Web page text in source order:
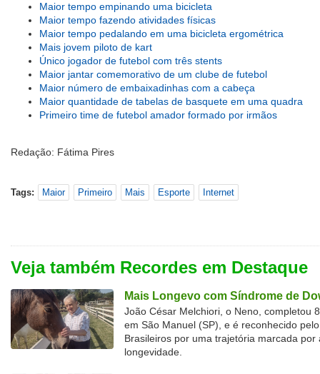
Maior tempo empinando uma bicicleta
Maior tempo fazendo atividades físicas
Maior tempo pedalando em uma bicicleta ergométrica
Mais jovem piloto de kart
Único jogador de futebol com três stents
Maior jantar comemorativo de um clube de futebol
Maior número de embaixadinhas com a cabeça
Maior quantidade de tabelas de basquete em uma quadra
Primeiro time de futebol amador formado por irmãos
Redação: Fátima Pires
Tags: Maior Primeiro Mais Esporte Internet
Veja também Recordes em Destaque
Mais Longevo com Síndrome de
João César Melchiori, o Neno, completou
em São Manuel (SP), e é reconhecido
Brasileiros por uma trajetória marcada por
longevidade.